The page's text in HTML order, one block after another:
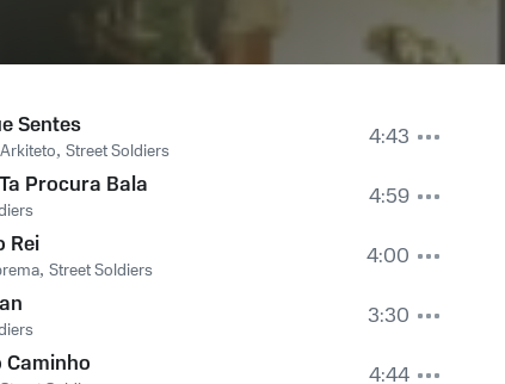
Sentes
Arkiteto, Street Soldiers
4:43
Procura Bala
4:59
Rei
, Street Soldiers
4:00
3:30
Caminho
4:44